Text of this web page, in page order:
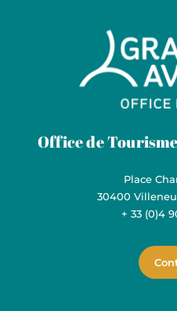
Office de
Place
30400
+ 33 (0)4